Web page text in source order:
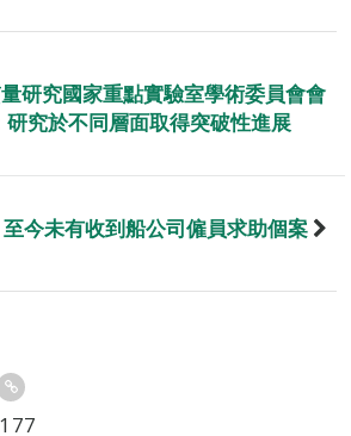
研究國家重點實驗室學術委員會會
究於不同層面取得突破性進展
今未有收到船公司僱員求助個案